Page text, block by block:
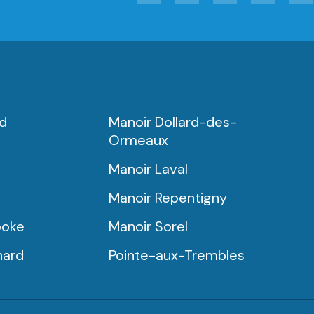
Manoir Dollard-des-
Ormeaux
Manoir Laval
Manoir Repentigny
Manoir Sorel
Pointe-aux-Trembles